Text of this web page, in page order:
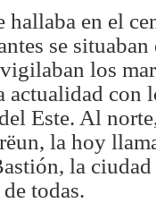
hallaba en el
se
los
actualidad con
Este. Al
la hoy
la
todas.